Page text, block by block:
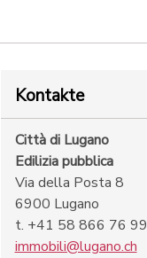
Kontakte
Città di Lugano
Edilizia pubblica
Via della Posta 8
6900 Lugano
t. +41 58 866 76 99
immobili@lugano.ch